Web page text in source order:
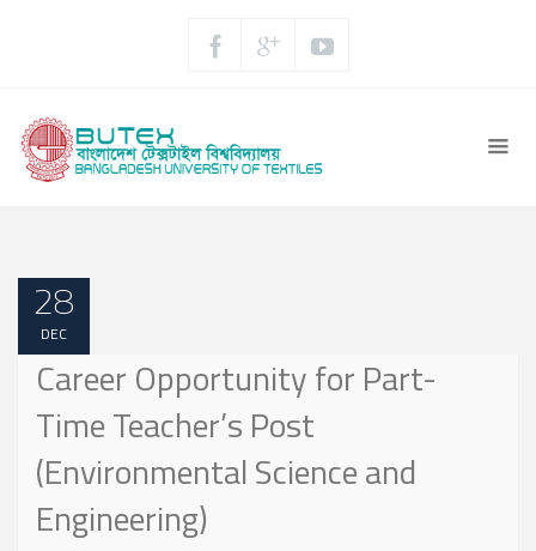
28
DEC
Career Opportunity for Part-
Time Teacher’s Post
(Environmental Science and
Engineering)